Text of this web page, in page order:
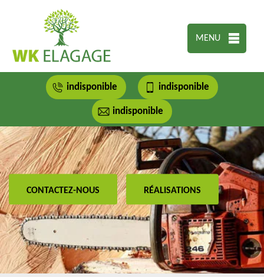
MENU
indisponible indisponible
indisponible
CONTACTEZ-NOUS RÉALISATIONS